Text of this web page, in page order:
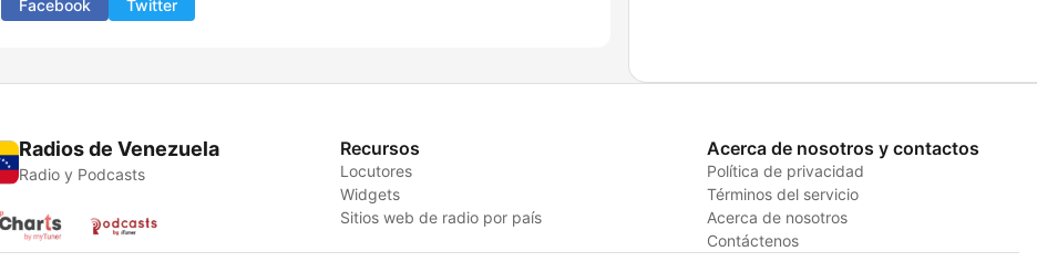
Facebook Twitter
Radios de Venezuela
Radio y Podcasts
Recursos
Locutores
Widgets
Sitios web de radio por país
Acerca de nosotros y contactos
Política de privacidad
Términos del servicio
Acerca de nosotros
Contáctenos